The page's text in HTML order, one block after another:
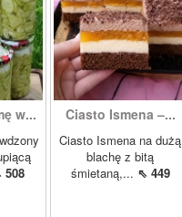
w...
508
Ciasto Ismena –...
Ciasto Ismena na dużą
blachę z bitą
śmietaną,... ⇖ 449